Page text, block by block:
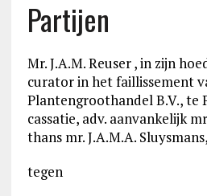
Partijen
Mr. J.A.M. Reuser , in zijn
curator in het faillissement
Plantengroothandel B.V., te
cassatie, adv. aanvankelijk
thans mr. J.A.M.A. Sluysmans,
tegen